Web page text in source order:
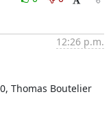
12:26 p.m.
Thomas Boutelier